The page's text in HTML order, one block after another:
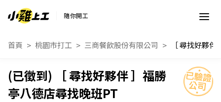
隨你開工
首頁 桃園市打工 三商餐飲股份有限公司
［ 尋找好夥伴 ］福勝
亭八德店尋找晚班PT